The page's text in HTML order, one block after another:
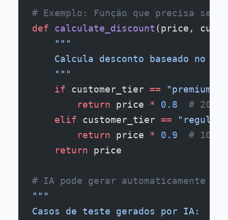
# Exemplo: Função que precisa ser
def calculate_discount (price,
    """
Calcula desconto baseado no
    """
    if
customer_tier == "premium"
        return
price * 0.8
# 20%
    elif
customer_tier == "regular"
        return
price * 0.9
# 10%
    return
price
# IA pode gerar automaticamente
"""
Casos de teste gerados por IA: